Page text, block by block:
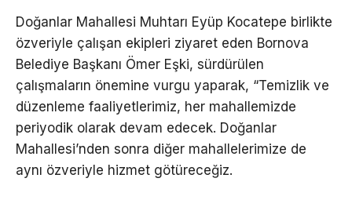
Doğanlar Mahallesi Muhtarı Eyüp Kocatepe birlikte
özveriyle çalışan ekipleri ziyaret eden Bornova
Belediye Başkanı Ömer Eşki, sürdürülen
çalışmaların önemine vurgu yaparak, “Temizlik ve
düzenleme faaliyetlerimiz, her mahallemizde
periyodik olarak devam edecek. Doğanlar
Mahallesi’nden sonra diğer mahallelerimize de
aynı özveriyle hizmet götüreceğiz.